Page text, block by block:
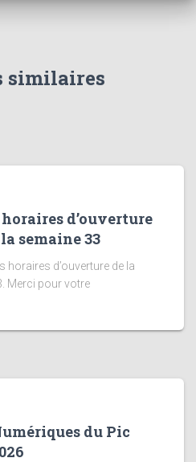
similaires
d’ouverture
semaine 33
horaires d’ouverture de la
Merci pour votre
du Pic